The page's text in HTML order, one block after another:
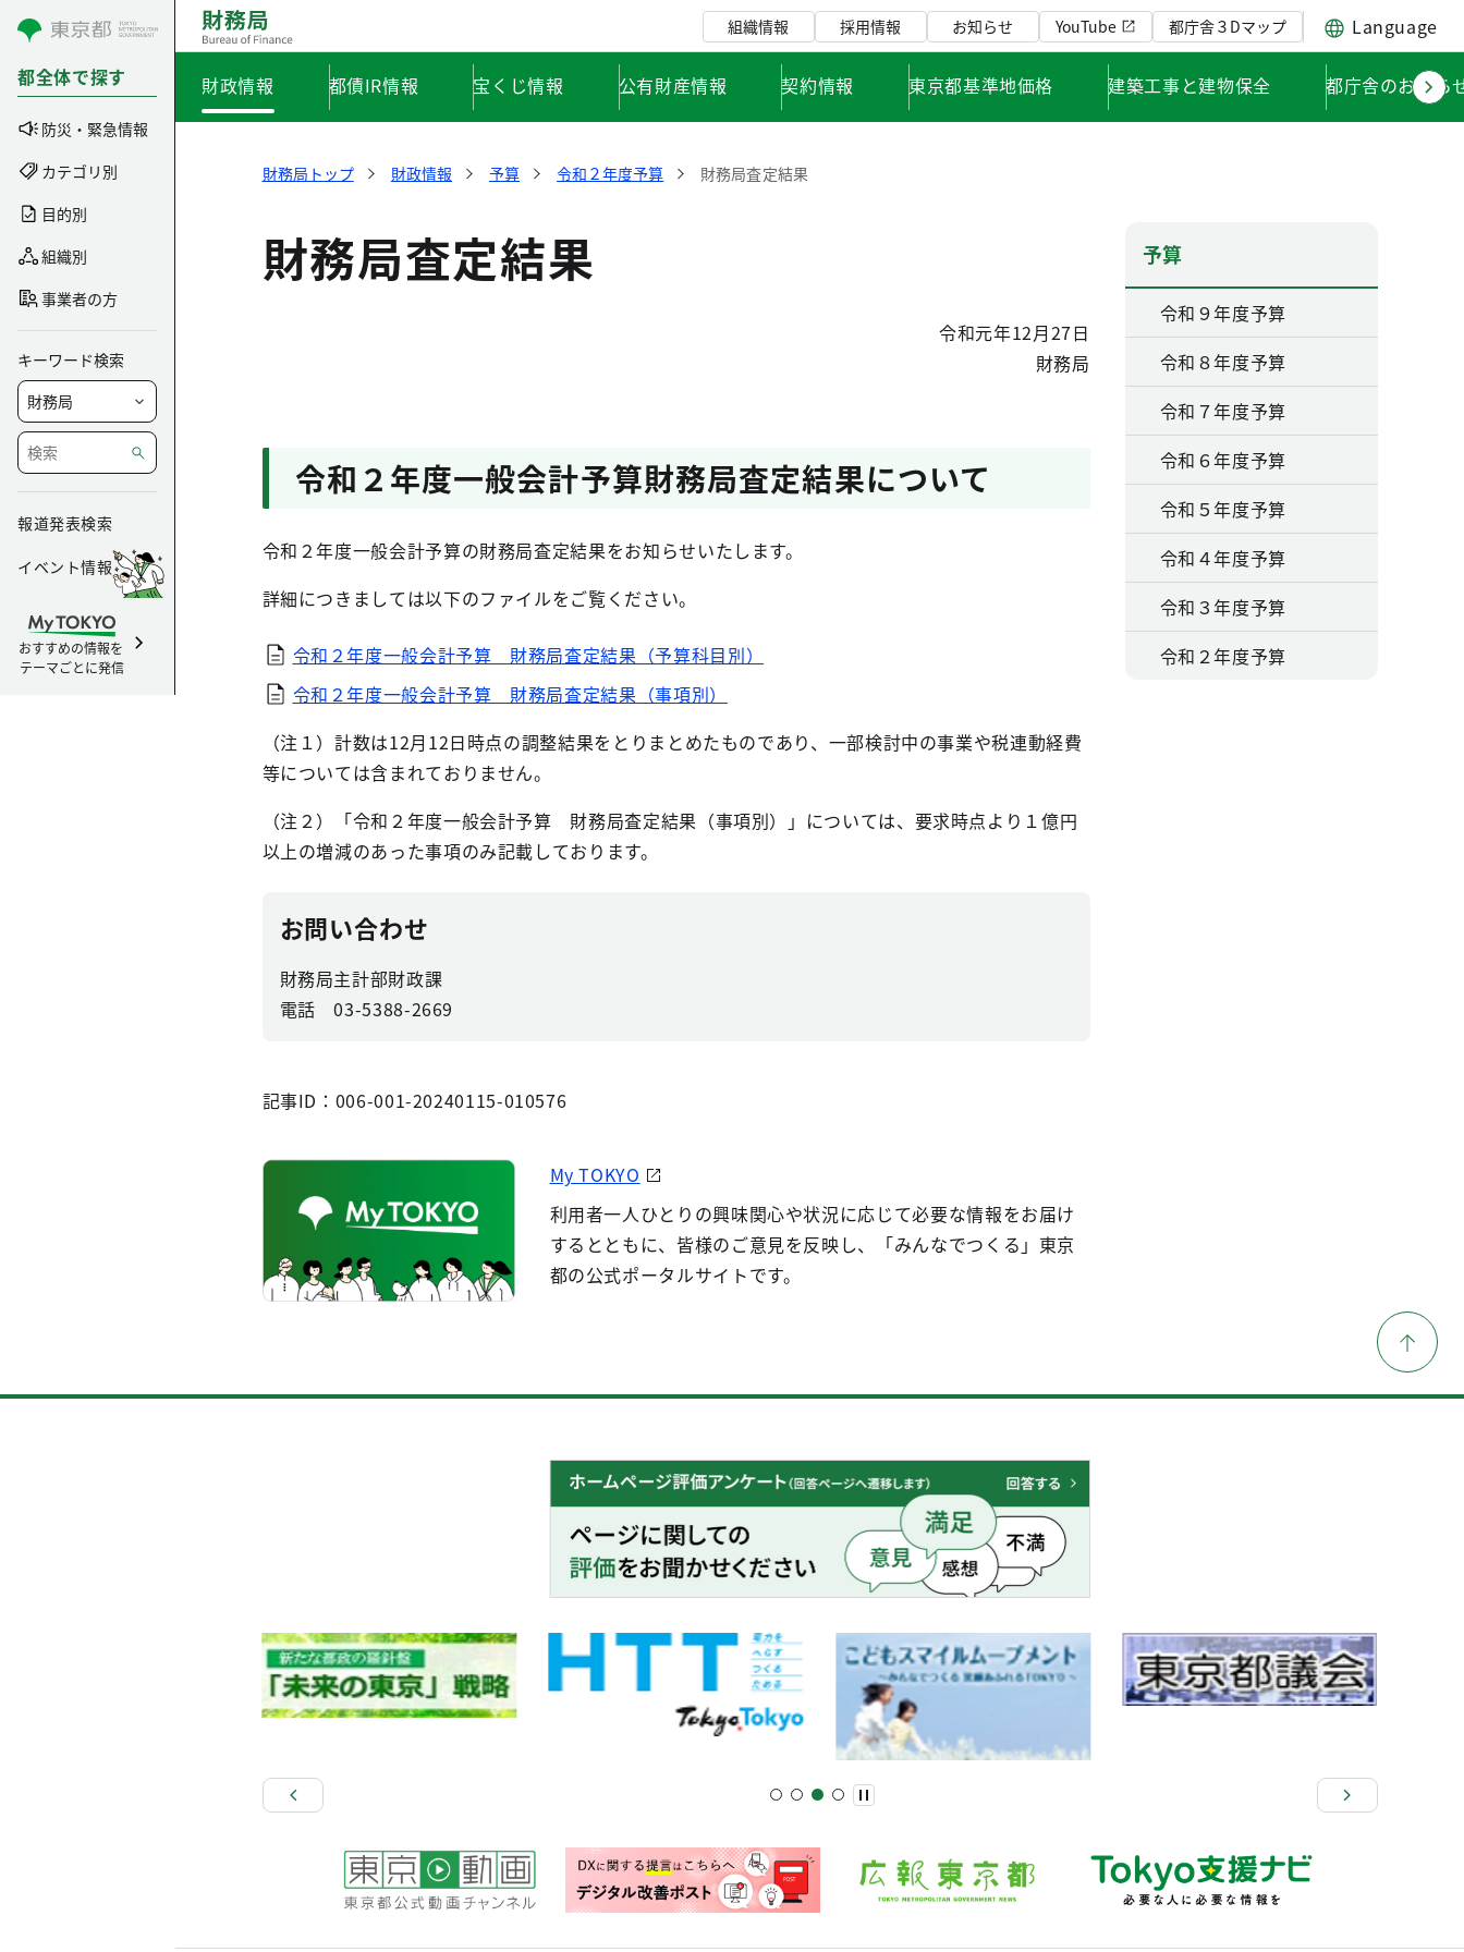
コンテンツにスキップ
都全体で探す
防災・緊急情報
カテゴリ別
目的別
組織別
事業者の方
キーワード検索
報道発表検索
イベント情報
おすすめの情報を
テーマごとに発信
組織情報 採用情報 お知らせ YouTube 都庁舎３Dマップ Language
財政情報 都債IR情報 宝くじ情報 公有財産情報 契約情報 東京都基準地価格 建築工事と建物保全 都庁舎のお知ら
財務局トップ 財政情報 予算 令和２年度予算 財務局査定結果
財務局査定結果
令和元年12月27日
財務局
令和２年度一般会計予算財務局査定結果について
令和２年度一般会計予算の財務局査定結果をお知らせいたします。
詳細につきましては以下のファイルをご覧ください。
令和２年度一般会計予算 財務局査定結果（予算科目別）
令和２年度一般会計予算 財務局査定結果（事項別）
（注１）計数は12月12日時点の調整結果をとりまとめたものであり、一部検討中の事業や税連動経費
等については含まれておりません。
（注２）「令和２年度一般会計予算 財務局査定結果（事項別）」については、要求時点より１億円
以上の増減のあった事項のみ記載しております。
お問い合わせ
財務局主計部財政課
電話 03-5388-2669
記事ID：006-001-20240115-010576
My TOKYO
利用者一人ひとりの興味関心や状況に応じて必要な情報をお届け
するとともに、皆様のご意見を反映し、「みんなでつくる」東京
都の公式ポータルサイトです。
予算
令和９年度予算
令和８年度予算
令和７年度予算
令和６年度予算
令和５年度予算
令和４年度予算
令和３年度予算
令和２年度予算